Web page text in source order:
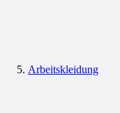
Arbeitskleidung